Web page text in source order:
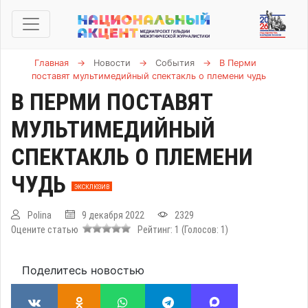
Главная → Новости → События →
В Перми
поставят мультимедийный спектакль о племени чудь
В ПЕРМИ ПОСТАВЯТ
МУЛЬТИМЕДИЙНЫЙ
СПЕКТАКЛЬ О ПЛЕМЕНИ
ЧУДЬ
ЭКСКЛЮЗИВ
Polina 9 декабря 2022
2329
Оцените статью
Рейтинг: 1 (Голосов: 1 )
Поделитесь новостью